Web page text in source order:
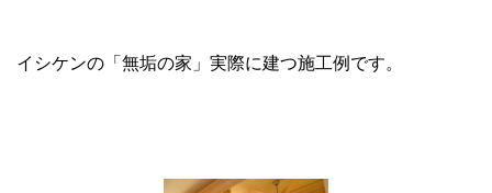
イシケンの「無垢の家」実際に建つ施工例です。